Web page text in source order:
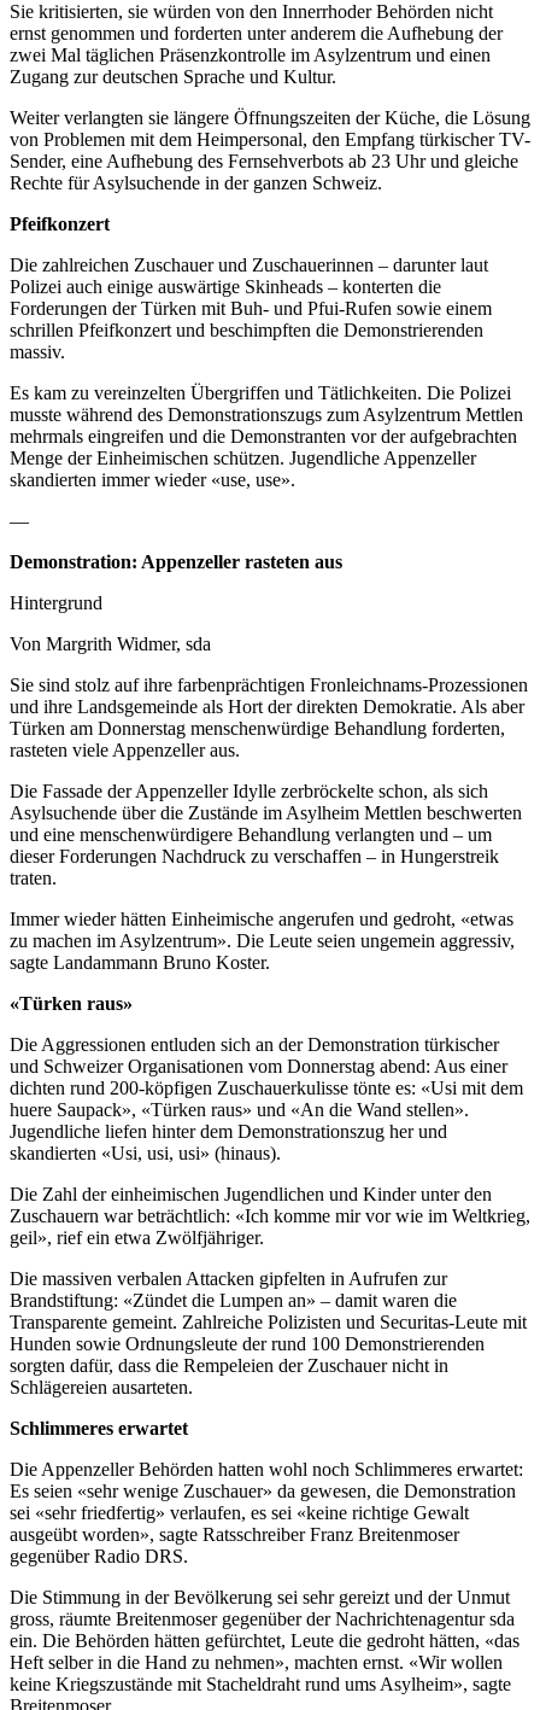
Sie kritisierten, sie würden von den Innerrhoder Behörden nicht
ernst genommen und forderten unter anderem die Aufhebung der
zwei Mal täglichen Präsenzkontrolle im Asylzentrum und einen
Zugang zur deutschen Sprache und Kultur.
Weiter verlangten sie längere Öffnungszeiten der Küche, die Lösung
von Problemen mit dem Heimpersonal, den Empfang türkischer TV-
Sender, eine Aufhebung des Fernsehverbots ab 23 Uhr und gleiche
Rechte für Asylsuchende in der ganzen Schweiz.
Pfeifkonzert
Die zahlreichen Zuschauer und Zuschauerinnen – darunter laut
Polizei auch einige auswärtige Skinheads – konterten die
Forderungen der Türken mit Buh- und Pfui-Rufen sowie einem
schrillen Pfeifkonzert und beschimpften die Demonstrierenden
massiv.
Es kam zu vereinzelten Übergriffen und Tätlichkeiten. Die Polizei
musste während des Demonstrationszugs zum Asylzentrum Mettlen
mehrmals eingreifen und die Demonstranten vor der aufgebrachten
Menge der Einheimischen schützen. Jugendliche Appenzeller
skandierten immer wieder «use, use».
—
Demonstration: Appenzeller rasteten aus
Hintergrund
Von Margrith Widmer, sda
Sie sind stolz auf ihre farbenprächtigen Fronleichnams-Prozessionen
und ihre Landsgemeinde als Hort der direkten Demokratie. Als aber
Türken am Donnerstag menschenwürdige Behandlung forderten,
rasteten viele Appenzeller aus.
Die Fassade der Appenzeller Idylle zerbröckelte schon, als sich
Asylsuchende über die Zustände im Asylheim Mettlen beschwerten
und eine menschenwürdigere Behandlung verlangten und – um
dieser Forderungen Nachdruck zu verschaffen – in Hungerstreik
traten.
Immer wieder hätten Einheimische angerufen und gedroht, «etwas
zu machen im Asylzentrum». Die Leute seien ungemein aggressiv,
sagte Landammann Bruno Koster.
«Türken raus»
Die Aggressionen entluden sich an der Demonstration türkischer
und Schweizer Organisationen vom Donnerstag abend: Aus einer
dichten rund 200-köpfigen Zuschauerkulisse tönte es: «Usi mit dem
huere Saupack», «Türken raus» und «An die Wand stellen».
Jugendliche liefen hinter dem Demonstrationszug her und
skandierten «Usi, usi, usi» (hinaus).
Die Zahl der einheimischen Jugendlichen und Kinder unter den
Zuschauern war beträchtlich: «Ich komme mir vor wie im Weltkrieg,
geil», rief ein etwa Zwölfjähriger.
Die massiven verbalen Attacken gipfelten in Aufrufen zur
Brandstiftung: «Zündet die Lumpen an» – damit waren die
Transparente gemeint. Zahlreiche Polizisten und Securitas-Leute mit
Hunden sowie Ordnungsleute der rund 100 Demonstrierenden
sorgten dafür, dass die Rempeleien der Zuschauer nicht in
Schlägereien ausarteten.
Schlimmeres erwartet
Die Appenzeller Behörden hatten wohl noch Schlimmeres erwartet:
Es seien «sehr wenige Zuschauer» da gewesen, die Demonstration
sei «sehr friedfertig» verlaufen, es sei «keine richtige Gewalt
ausgeübt worden», sagte Ratsschreiber Franz Breitenmoser
gegenüber Radio DRS.
Die Stimmung in der Bevölkerung sei sehr gereizt und der Unmut
gross, räumte Breitenmoser gegenüber der Nachrichtenagentur sda
ein. Die Behörden hätten gefürchtet, Leute die gedroht hätten, «das
Heft selber in die Hand zu nehmen», machten ernst. «Wir wollen
keine Kriegszustände mit Stacheldraht rund ums Asylheim», sagte